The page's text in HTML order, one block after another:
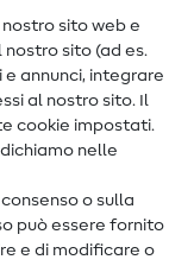
sito web e
sito (ad es.
annunci, integrare
al nostro sito. Il
cookie impostati.
nelle
o sulla
può essere fornito
e di modificare o